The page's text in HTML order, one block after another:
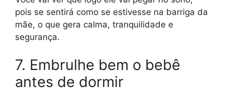
pois se sentirá como se estivesse na barriga da
mãe, o que gera calma, tranquilidade e
segurança.
7. Embrulhe bem o bebê
antes de dormir